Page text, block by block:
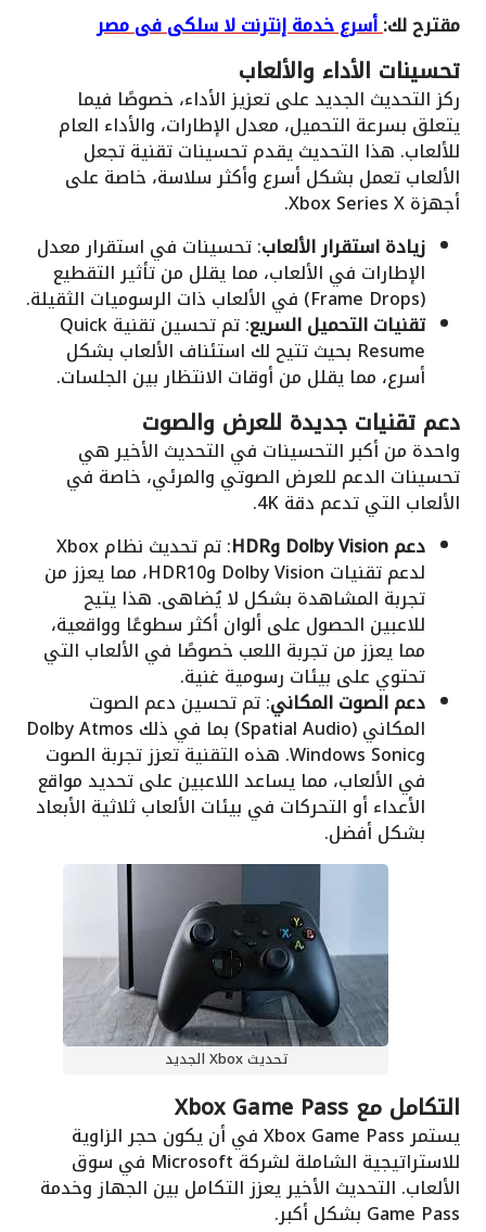
مقترح لك:أسرع خدمة إنترنت لا سلكى فى مصر
تحسينات الأداء والألعاب
ركز التحديث الجديد على تعزيز الأداء، خصوصًا فيما
يتعلق بسرعة التحميل، معدل الإطارات، والأداء العام
للألعاب. هذا التحديث يقدم تحسينات تقنية تجعل
الألعاب تعمل بشكل أسرع وأكثر سلاسة، خاصة على
أجهزة Xbox Series X.
زيادة استقرار الألعاب: تحسينات في استقرار معدل
الإطارات في الألعاب، مما يقلل من تأثير التقطيع
(Frame Drops) في الألعاب ذات الرسوميات الثقيلة.
تقنيات التحميل السريع : تم تحسين تقنية Quick
Resume بحيث تتيح لك استئناف الألعاب بشكل
أسرع، مما يقلل من أوقات الانتظار بين الجلسات.
دعم تقنيات جديدة للعرض والصوت
واحدة من أكبر التحسينات في التحديث الأخير هي
تحسينات الدعم للعرض الصوتي والمرئي، خاصة في
الألعاب التي تدعم دقة 4K.
دعم Dolby Vision وHDR
: تم تحديث نظام Xbox
لدعم تقنيات Dolby Vision وHDR10، مما يعزز من
تجربة المشاهدة بشكل لا يُضاهى. هذا يتيح
للاعبين الحصول على ألوان أكثر سطوعًا وواقعية،
مما يعزز من تجربة اللعب خصوصًا في الألعاب التي
تحتوي على بيئات رسومية غنية.
دعم الصوت المكاني: تم تحسين دعم الصوت
المكاني (Spatial Audio) بما في ذلك Dolby Atmos
وWindows Sonic. هذه التقنية تعزز تجربة الصوت
في الألعاب، مما يساعد اللاعبين على تحديد مواقع
الأعداء أو التحركات في بيئات الألعاب ثلاثية الأبعاد
بشكل أفضل.
تحديث Xbox الجديد
التكامل مع Xbox Game Pass
يستمر Xbox Game Pass في أن يكون حجر الزاوية
للاستراتيجية الشاملة لشركة Microsoft في سوق
الألعاب. التحديث الأخير يعزز التكامل بين الجهاز وخدمة
Game Pass بشكل أكبر.